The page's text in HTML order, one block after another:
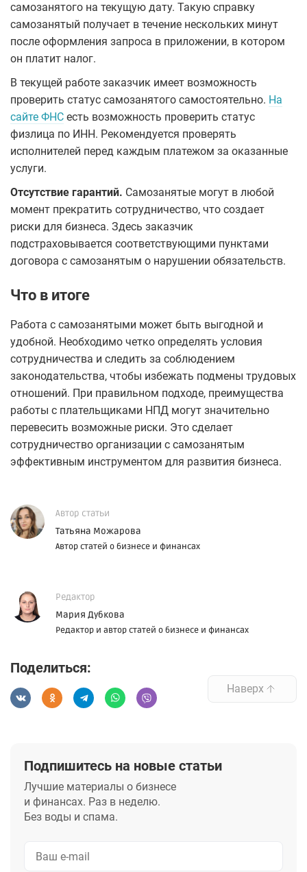
самозанятого на текущую дату. Такую справку
самозанятый получает в течение нескольких минут
после оформления запроса в приложении, в котором
он платит налог.
В текущей работе заказчик имеет возможность
проверить статус самозанятого самостоятельно. На
сайте ФНС есть возможность проверить статус
физлица по ИНН. Рекомендуется проверять
исполнителей перед каждым платежом за оказанные
услуги.
Отсутствие гарантий. Самозанятые могут в любой
момент прекратить сотрудничество, что создает
риски для бизнеса. Здесь заказчик
подстраховывается соответствующими пунктами
договора с самозанятым о нарушении обязательств.
Что в итоге
Работа с самозанятыми может быть выгодной и
удобной. Необходимо четко определять условия
сотрудничества и следить за соблюдением
законодательства, чтобы избежать подмены трудовых
отношений. При правильном подходе, преимущества
работы с плательщиками НПД могут значительно
перевесить возможные риски. Это сделает
сотрудничество организации с самозанятым
эффективным инструментом для развития бизнеса.
Автор статьи
Татьяна Можарова
Автор статей о бизнесе и финансах
Редактор
Мария Дубкова
Редактор и автор статей о бизнесе и финансах
Поделиться:
Наверх
Подпишитесь на новые статьи
Лучшие материалы о бизнесе
и финансах. Раз в неделю.
Без воды и спама.